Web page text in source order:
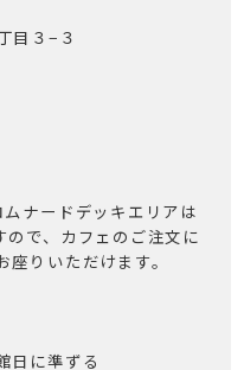
目３−３
ナードデッキエリアは
ので、カフェのご注文に
りいただけます。
日に準ずる